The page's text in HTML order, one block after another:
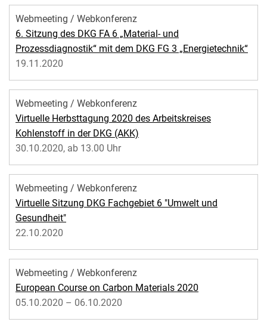
Webmeeting / Webkonferenz
6. Sitzung des DKG FA 6 „Material- und
Prozessdiagnostik“ mit dem DKG FG 3 „Energietechnik“
19.11.2020
Webmeeting / Webkonferenz
Virtuelle Herbsttagung 2020 des Arbeitskreises
Kohlenstoff in der DKG (AKK)
30.10.2020, ab 13.00 Uhr
Webmeeting / Webkonferenz
Virtuelle Sitzung DKG Fachgebiet 6 "Umwelt und
Gesundheit"
22.10.2020
Webmeeting / Webkonferenz
European Course on Carbon Materials 2020
05.10.2020 – 06.10.2020